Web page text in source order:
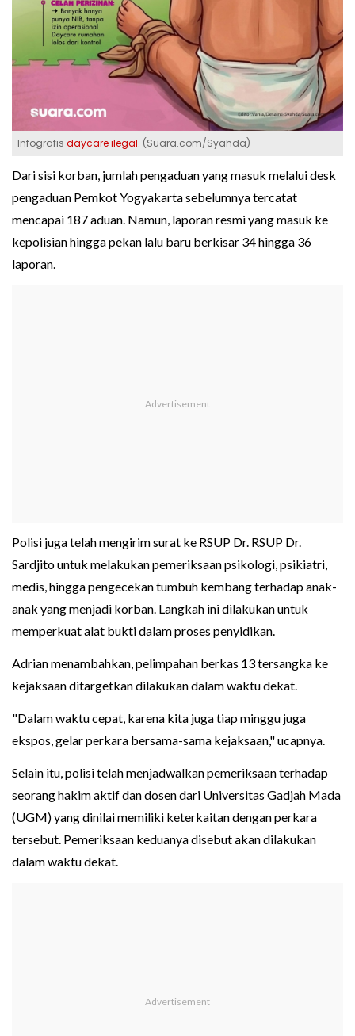
Infografis daycare ilegal. (Suara.com/Syahda)
Dari sisi korban, jumlah pengaduan yang masuk melalui desk
pengaduan Pemkot Yogyakarta sebelumnya tercatat
mencapai 187 aduan. Namun, laporan resmi yang masuk ke
kepolisian hingga pekan lalu baru berkisar 34 hingga 36
laporan.
Polisi juga telah mengirim surat ke RSUP Dr. RSUP Dr.
Sardjito untuk melakukan pemeriksaan psikologi, psikiatri,
medis, hingga pengecekan tumbuh kembang terhadap anak-
anak yang menjadi korban. Langkah ini dilakukan untuk
memperkuat alat bukti dalam proses penyidikan.
Adrian menambahkan, pelimpahan berkas 13 tersangka ke
kejaksaan ditargetkan dilakukan dalam waktu dekat.
"Dalam waktu cepat, karena kita juga tiap minggu juga
ekspos, gelar perkara bersama-sama kejaksaan," ucapnya.
Selain itu, polisi telah menjadwalkan pemeriksaan terhadap
seorang hakim aktif dan dosen dari Universitas Gadjah Mada
(UGM) yang dinilai memiliki keterkaitan dengan perkara
tersebut. Pemeriksaan keduanya disebut akan dilakukan
dalam waktu dekat.